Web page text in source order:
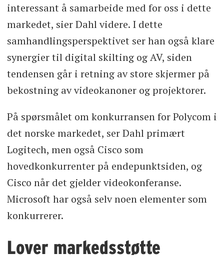
interessant å samarbeide med for oss i dette
markedet, sier Dahl videre. I dette
samhandlingsperspektivet ser han også klare
synergier til digital skilting og AV, siden
tendensen går i retning av store skjermer på
bekostning av videokanoner og projektorer.
På spørsmålet om konkurransen for Polycom i
det norske markedet, ser Dahl primært
Logitech, men også Cisco som
hovedkonkurrenter på endepunktsiden, og
Cisco når det gjelder videokonferanse.
Microsoft har også selv noen elementer som
konkurrerer.
Lover markedsstøtte